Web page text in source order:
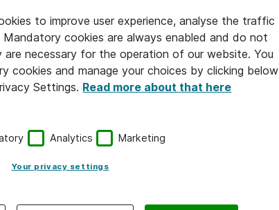
i skyen​
og styrk konkurrenceevnen​
to improve user experience, analyse the traffic
Mandatory cookies are always enabled and do not
are necessary for the operation of our website. You
cookies and manage your choices by clicking below
Settings. Read more about that here
Analytics Marketing
Your privacy settings